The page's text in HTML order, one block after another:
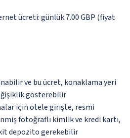
ücreti: günlük 7.00 GBP (fiyat
ve bu ücret, konaklama yeri
gösterebilir
için otele girişte, resmi
fotoğraflı kimlik ve kredi kartı,
depozito gerekebilir